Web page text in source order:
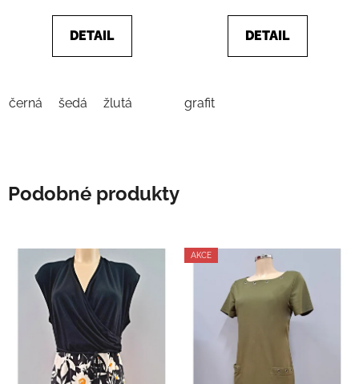
DETAIL
černá šedá žlutá
5
DETAIL
grafit
Podobné produkty
AKCE